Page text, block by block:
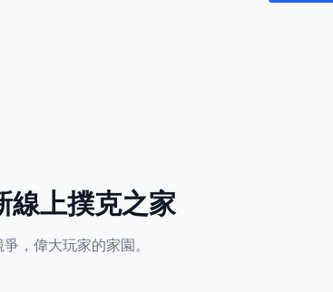
上撲克之家
，偉大玩家的家園。